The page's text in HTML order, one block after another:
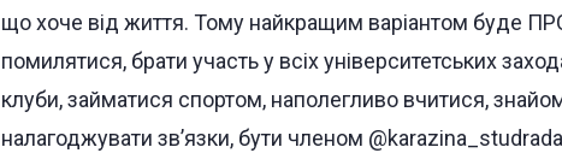
що хоче від життя. Тому найкращим варіантом буде
помилятися, брати участь у всіх університетських
клуби, займатися спортом, наполегливо вчитися,
налагоджувати зв’язки, бути членом